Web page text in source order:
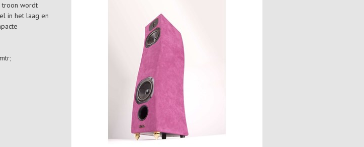
troon wordt
in het laag en